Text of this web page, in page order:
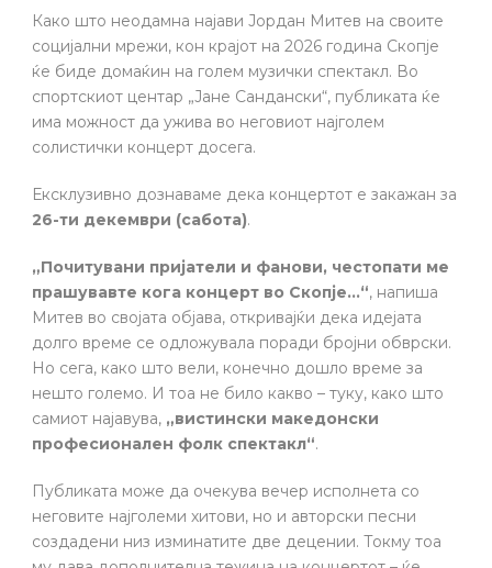
Како што неодамна најави Јордан Митев на своите
социјални мрежи, кон крајот на 2026 година Скопје
ќе биде домаќин на голем музички спектакл. Во
спортскиот центар „Јане Сандански“, публиката ќе
има можност да ужива во неговиот најголем
солистички концерт досега.
Ексклузивно дознаваме дека концертот е закажан за
26-ти декември (сабота).
„Почитувани пријатели и фанови, честопати ме
прашувавте кога концерт во Скопје…“, напиша
Митев во својата објава, откривајќи дека идејата
долго време се одложувала поради бројни обврски.
Но сега, како што вели, конечно дошло време за
нешто големо. И тоа не било какво – туку, како што
самиот најавува, „вистински македонски
професионален фолк спектакл“.
Публиката може да очекува вечер исполнета со
неговите најголеми хитови, но и авторски песни
создадени низ изминатите две децении. Токму тоа